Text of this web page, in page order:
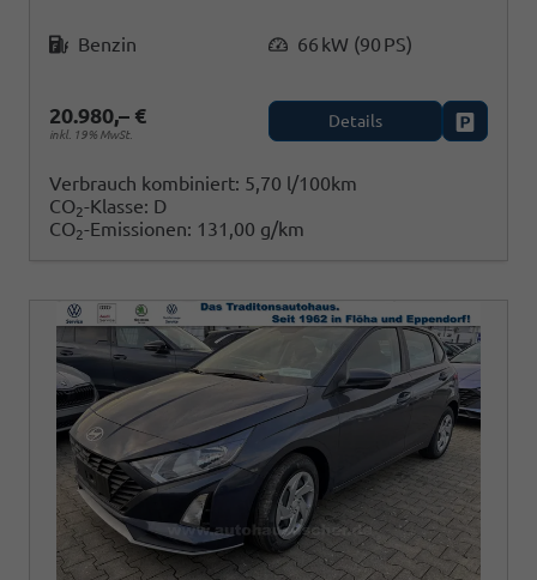
Benzin 66 kW (90 PS)
20.980,– €
inkl. 19% MwSt.
Details
Verbrauch kombiniert: 5,70 l/100km
CO2-Klasse: D
CO2-Emissionen: 131,00 g/km